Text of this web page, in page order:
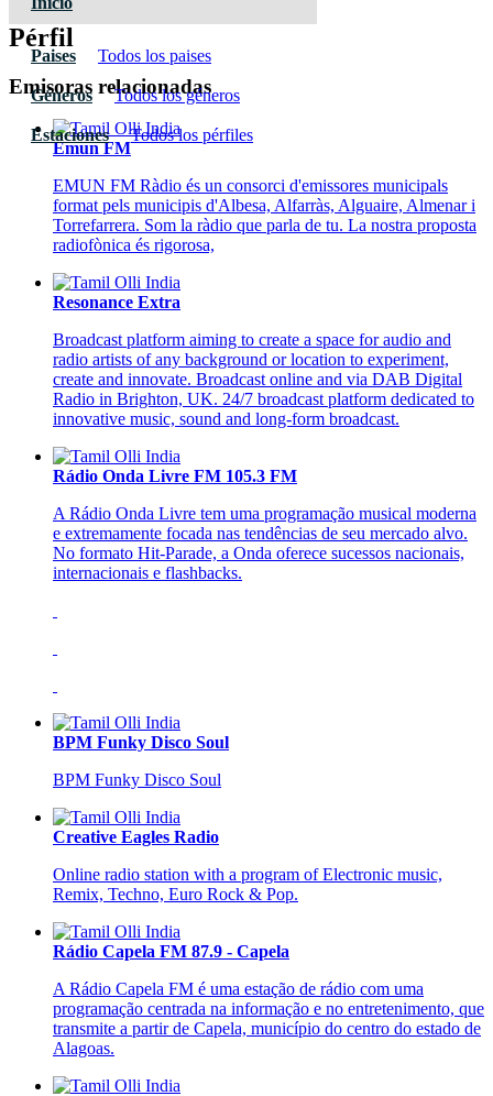
Paises Todos los paises
Géneros Todos los géneros
Estaciones Todos los pérfiles
Pérfil
Emisoras relacionadas
Emun FM
EMUN FM Ràdio és un consorci d'emissores municipals
format pels municipis d'Albesa, Alfarràs, Alguaire, Almenar i
Torrefarrera. Som la ràdio que parla de tu. La nostra proposta
radiofònica és rigorosa,
Resonance Extra
Broadcast platform aiming to create a space for audio and
radio artists of any background or location to experiment,
create and innovate. Broadcast online and via DAB Digital
Radio in Brighton, UK. 24/7 broadcast platform dedicated to
innovative music, sound and long-form broadcast.
Rádio Onda Livre FM 105.3 FM
A Rádio Onda Livre tem uma programação musical moderna
e extremamente focada nas tendências de seu mercado alvo.
No formato Hit-Parade, a Onda oferece sucessos nacionais,
internacionais e flashbacks.
BPM Funky Disco Soul
BPM Funky Disco Soul
Creative Eagles Radio
Online radio station with a program of Electronic music,
Remix, Techno, Euro Rock & Pop.
Rádio Capela FM 87.9 - Capela
A Rádio Capela FM é uma estação de rádio com uma
programação centrada na informação e no entretenimento, que
transmite a partir de Capela, município do centro do estado de
Alagoas.